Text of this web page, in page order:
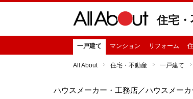
住宅
一戸建て マンション リフォーム
All About 住宅・不動産 一戸建て
ハウスメーカー・工務店／ハウスメー